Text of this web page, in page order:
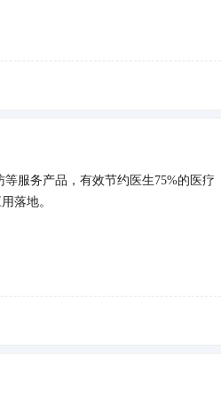
服务产品，有效节约医生75%的医疗
落地。